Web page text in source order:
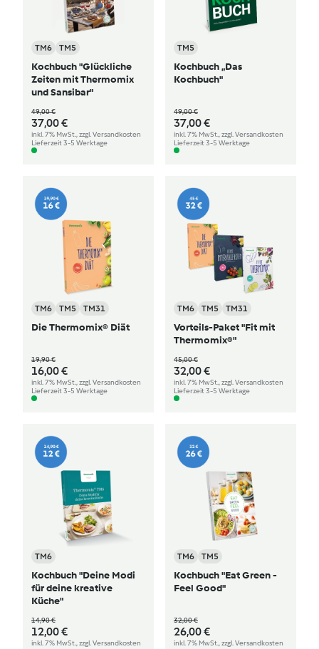
TM6 TM5
Kochbuch "Glückliche
Zeiten mit Thermomix
und Sansibar"
49,00 €
37,00 €
inkl. 7% MwSt., zzgl. Versandkosten
Lieferzeit 3-5 Werktage
TM5
Kochbuch „Das
Kochbuch"
49,00 €
37,00 €
inkl. 7% MwSt., zzgl. Versandkosten
Lieferzeit 3-5 Werktage
TM6 TM5 TM31
Die Thermomix® Diät
19,90 €
16,00 €
inkl. 7% MwSt., zzgl. Versandkosten
Lieferzeit 3-5 Werktage
TM6 TM5 TM31
Vorteils-Paket "Fit mit
Thermomix®"
45,00 €
32,00 €
inkl. 7% MwSt., zzgl. Versandkosten
Lieferzeit 3-5 Werktage
TM6
Kochbuch "Deine Modi
für deine kreative
Küche"
14,90 €
12,00 €
inkl. 7% MwSt., zzgl. Versandkosten
TM6 TM5
Kochbuch "Eat Green -
Feel Good"
32,00 €
26,00 €
inkl. 7% MwSt., zzgl. Versandkosten